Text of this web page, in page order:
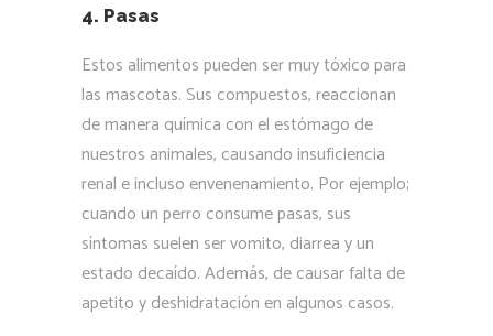
4. Pasas
Estos alimentos pueden ser muy tóxico para
las mascotas. Sus compuestos, reaccionan
de manera química con el estómago de
nuestros animales, causando insuficiencia
renal e incluso envenenamiento. Por ejemplo;
cuando un perro consume pasas, sus
síntomas suelen ser vomito, diarrea y un
estado decaído. Además, de causar falta de
apetito y deshidratación en algunos casos.